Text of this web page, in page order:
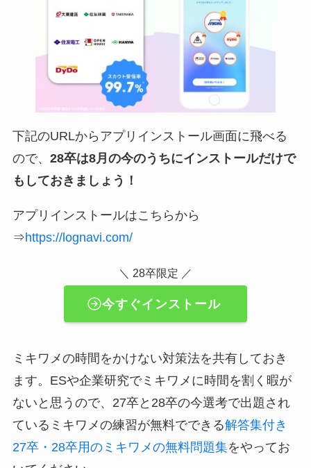
下記のURLからアプリインストール画面に飛べる
ので、 28卒は8月の今のうちにインストールだけで
もしておきましょう！
アプリインストールはこちらから
⇒https://lognavi.com/
＼ 28卒限定 ／
今すぐインストール
ミキワメの時間をかけない対策法を共有しておき
ます。ESや企業研究でミキワメに時間を割く暇が
ないと思うので、27卒と28卒の今選考で出題され
ているミキワメの練習が無料でできる解答集付き
27卒・28卒用のミキワメの無料問題集をやってお